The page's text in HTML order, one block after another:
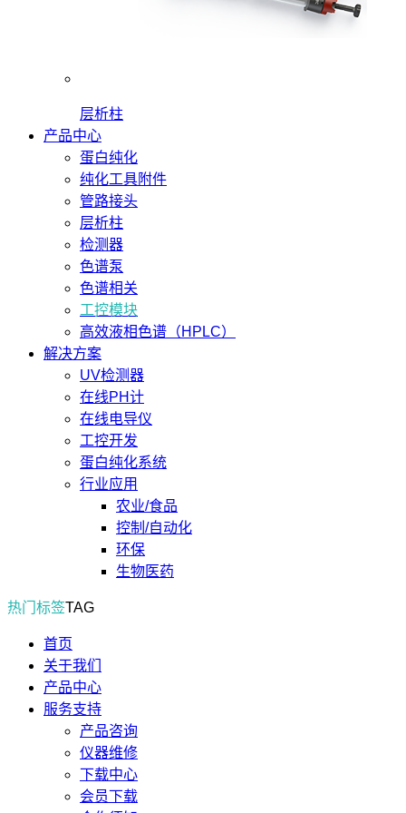
层析柱
产品中心
蛋白纯化
纯化工具附件
管路接头
层析柱
检测器
色谱泵
色谱相关
工控模块
高效液相色谱（HPLC）
解决方案
UV检测器
在线PH计
在线电导仪
工控开发
蛋白纯化系统
行业应用
农业/食品
控制/自动化
环保
生物医药
热门标签TAG
首页
关于我们
产品中心
服务支持
产品咨询
仪器维修
下载中心
会员下载